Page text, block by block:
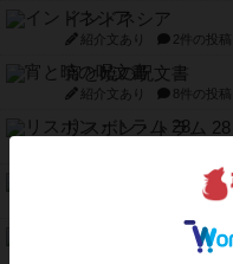
インドネシア
紹介文あり 2件の投稿
宵と暁の呪文書
紹介文あり 8件の投稿
リスボン・トラム 28
1件の投稿
1件の投稿